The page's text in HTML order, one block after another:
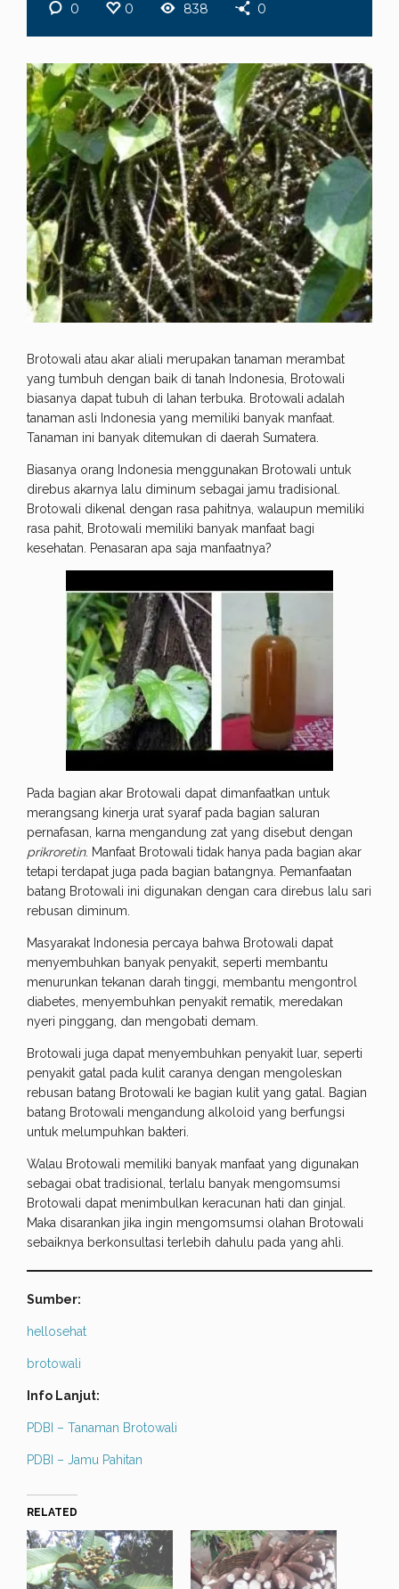
0 0 838 0
Brotowali atau akar aliali merupakan tanaman merambat
yang tumbuh dengan baik di tanah Indonesia, Brotowali
biasanya dapat tubuh di lahan terbuka. Brotowali adalah
tanaman asli Indonesia yang memiliki banyak manfaat.
Tanaman ini banyak ditemukan di daerah Sumatera.
Biasanya orang Indonesia menggunakan Brotowali untuk
direbus akarnya lalu diminum sebagai jamu tradisional.
Brotowali dikenal dengan rasa pahitnya, walaupun memiliki
rasa pahit, Brotowali memiliki banyak manfaat bagi
kesehatan. Penasaran apa saja manfaatnya?
Pada bagian akar Brotowali dapat dimanfaatkan untuk
merangsang kinerja urat syaraf pada bagian saluran
pernafasan, karna mengandung zat yang disebut dengan
prikroretin. Manfaat Brotowali tidak hanya pada bagian akar
tetapi terdapat juga pada bagian batangnya. Pemanfaatan
batang Brotowali ini digunakan dengan cara direbus lalu sari
rebusan diminum.
Masyarakat Indonesia percaya bahwa Brotowali dapat
menyembuhkan banyak penyakit, seperti membantu
menurunkan tekanan darah tinggi, membantu mengontrol
diabetes, menyembuhkan penyakit rematik, meredakan
nyeri pinggang, dan mengobati demam.
Brotowali juga dapat menyembuhkan penyakit luar, seperti
penyakit gatal pada kulit caranya dengan mengoleskan
rebusan batang Brotowali ke bagian kulit yang gatal. Bagian
batang Brotowali mengandung alkoloid yang berfungsi
untuk melumpuhkan bakteri.
Walau Brotowali memiliki banyak manfaat yang digunakan
sebagai obat tradisional, terlalu banyak mengomsumsi
Brotowali dapat menimbulkan keracunan hati dan ginjal.
Maka disarankan jika ingin mengomsumsi olahan Brotowali
sebaiknya berkonsultasi terlebih dahulu pada yang ahli.
Sumber:
hellosehat
brotowali
Info Lanjut:
PDBI – Tanaman Brotowali
PDBI – Jamu Pahitan
RELATED